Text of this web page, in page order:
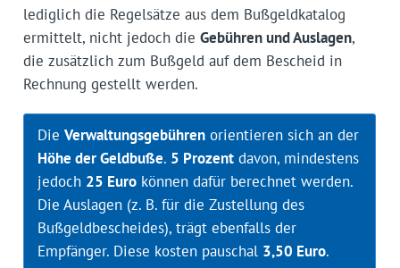
lediglich die Regelsätze aus dem Bußgeldkatalog
ermittelt, nicht jedoch die Gebühren und Auslagen,
die zusätzlich zum Bußgeld auf dem Bescheid in
Rechnung gestellt werden.
Die Verwaltungsgebührenorientieren sich an der
Höhe der Geldbuße. 5 Prozentdavon, mindestens
jedoch 25 Eurokönnen dafür berechnet werden.
Die Auslagen (z. B. für die Zustellung des
Bußgeldbescheides), trägt ebenfalls der
Empfänger. Diese kosten pauschal 3,50 Euro.